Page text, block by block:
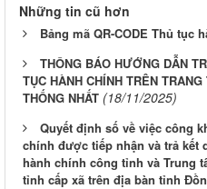
Những tin cũ hơn
Bảng mã QR-CODE Thủ tục
THÔNG BÁO HƯỚNG DẪN
TỤC HÀNH CHÍNH TRÊN
THỐNG NHẤT (18/11/2025)
Quyết định số về việc công
chính được tiếp nhận và trả kết
hành chính công tỉnh và Trung
tỉnh cấp xã trên địa bàn tỉnh